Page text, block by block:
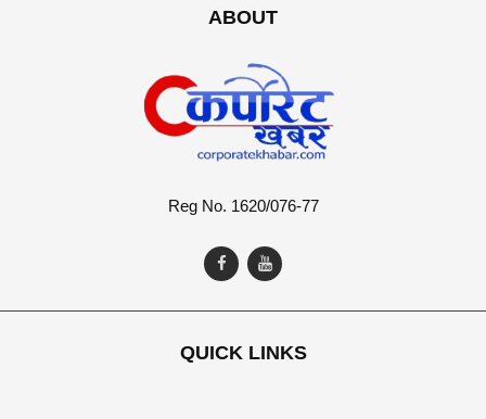
ABOUT
Reg No. 1620/076-77
QUICK LINKS